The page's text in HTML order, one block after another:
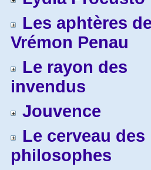
Les aphtères de
Vrémon Penau
Le rayon des
invendus
Jouvence
Le cerveau des
philosophes